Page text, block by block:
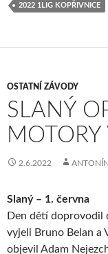
2022 1LIG KOPŘIVNICE
OSTATNÍ ZÁVODY
SLANÝ
2.6.2022
Slaný – 1. června
Den dětí doprovodil
vyjeli Bruno Belan a
objevil Adam